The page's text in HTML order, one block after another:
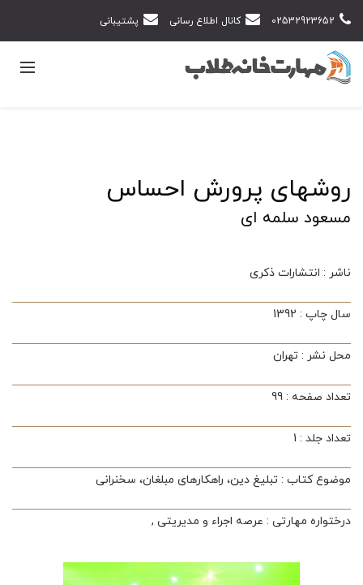
02532923652 کانال اطلاع رسانی پشتیبانی
روشهای پرورش احساس
مسعود سلمه ای
ناشر : انتشارات ذکری
سال چاپ : 1392
محل نشر : تهران
تعداد صفحه : 99
تعداد جلد : 1
موضوع کتاب : تبلیغ دین، راهکارهای مبلغان، سخنرانی
درختواره مهارتی : عرصه اجراء و مدیریتی ,